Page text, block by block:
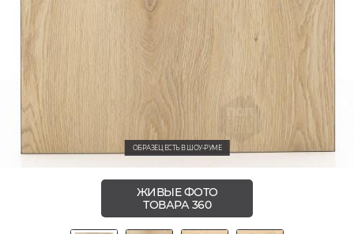
ОБРАЗЕЦ ЕСТЬ В ШОУ-РУМЕ
ЖИВЫЕ ФОТО
ТОВАРА 360